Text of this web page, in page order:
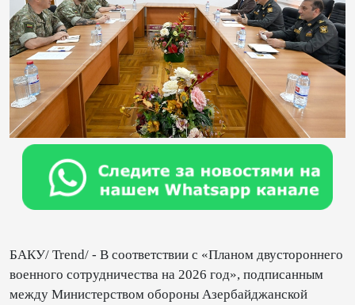
БАКУ/ Trend/ - В соответствии с «Планом двустороннего
военного сотрудничества на 2026 год», подписанным
между Министерством обороны Азербайджанской